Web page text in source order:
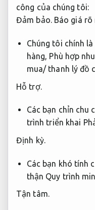
công của chúng tôi:
Đảm bảo. Báo giá rõ
Chúng tôi chính
hàng, Phù hợp
mua/ thanh lý đồ
Hỗ trợ.
Các bạn chỉn chu
trình triển khai
Định kỳ.
Các bạn khó tính
thận Quy trình
Tận tâm.